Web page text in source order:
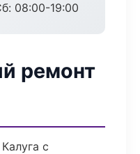
08:00-19:00
ремонт
с